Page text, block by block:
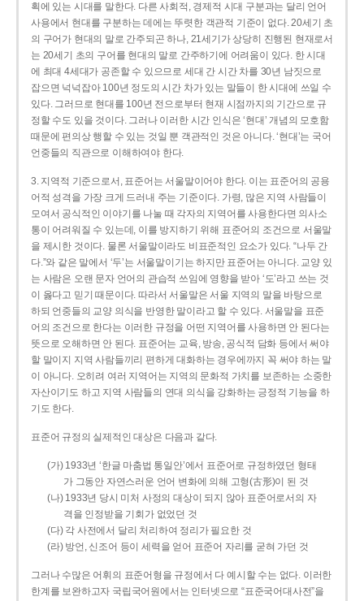
획에 있는 시대를 말한다. 다른 사회적, 경제적 시대 구분과는 달리 언어
사용에서 현대를 구분하는 데에는 뚜렷한 객관적 기준이 없다. 20세기 초
의 구어가 현대의 말로 간주되곤 하나, 21세기가 상당히 진행된 현재로서
는 20세기 초의 구어를 현대의 말로 간주하기에 어려움이 있다. 한 시대
에 최대 4세대가 공존할 수 있으므로 세대 간 시간 차를 30년 남짓으로
잡으면 넉넉잡아 100년 정도의 시간 차가 있는 말들이 한 시대에 쓰일 수
있다. 그러므로 현대를 100년 전으로부터 현재 시점까지의 기간으로 규
정할 수도 있을 것이다. 그러나 이러한 시간 인식은 ‘현대’ 개념의 모호함
때문에 편의상 행할 수 있는 것일 뿐 객관적인 것은 아니다. ‘현대’는 국어
언중들의 직관으로 이해하여야 한다.
3. 지역적 기준으로서, 표준어는 서울말이어야 한다. 이는 표준어의 공용
어적 성격을 가장 크게 드러내 주는 기준이다. 가령, 많은 지역 사람들이
모여서 공식적인 이야기를 나눌 때 각자의 지역어를 사용한다면 의사소
통이 어려워질 수 있는데, 이를 방지하기 위해 표준어의 조건으로 서울말
을 제시한 것이다. 물론 서울말이라도 비표준적인 요소가 있다. “나두 간
다.”와 같은 말에서 ‘두’는 서울말이기는 하지만 표준어는 아니다. 교양 있
는 사람은 오랜 문자 언어의 관습적 쓰임에 영향을 받아 ‘도’라고 쓰는 것
이 옳다고 믿기 때문이다. 따라서 서울말은 서울 지역의 말을 바탕으로
하되 언중들의 교양 의식을 반영한 말이라고 할 수 있다. 서울말을 표준
어의 조건으로 한다는 이러한 규정을 어떤 지역어를 사용하면 안 된다는
뜻으로 오해하면 안 된다. 표준어는 교육, 방송, 공식적 담화 등에서 써야
할 말이지 지역 사람들끼리 편하게 대화하는 경우에까지 꼭 써야 하는 말
이 아니다. 오히려 여러 지역어는 지역의 문화적 가치를 보존하는 소중한
자산이기도 하고 지역 사람들의 연대 의식을 강화하는 긍정적 기능을 하
기도 한다.
표준어 규정의 실제적인 대상은 다음과 같다.
(가) 1933년 ‘한글 마춤법 통일안’에서 표준어로 규정하였던 형태
가 그동안 자연스러운 언어 변화에 의해 고형(古形)이 된 것
(나) 1933년 당시 미처 사정의 대상이 되지 않아 표준어로서의 자
격을 인정받을 기회가 없었던 것
(다) 각 사전에서 달리 처리하여 정리가 필요한 것
(라) 방언, 신조어 등이 세력을 얻어 표준어 자리를 굳혀 가던 것
그러나 수많은 어휘의 표준어형을 규정에서 다 예시할 수는 없다. 이러한
한계를 보완하고자 국립국어원에서는 인터넷으로 “표준국어대사전”을